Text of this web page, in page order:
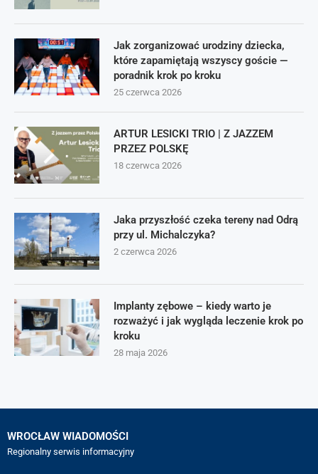
Jak zorganizować urodziny dziecka,
które zapamiętają wszyscy goście —
poradnik krok po kroku
25 czerwca 2026
ARTUR LESICKI TRIO | Z JAZZEM
PRZEZ POLSKĘ
18 czerwca 2026
Jaka przyszłość czeka tereny nad Odrą
przy ul. Michalczyka?
2 czerwca 2026
Implanty zębowe – kiedy warto je
rozważyć i jak wygląda leczenie krok po
kroku
28 maja 2026
WROCŁAW WIADOMOŚCI
Regionalny serwis informacyjny